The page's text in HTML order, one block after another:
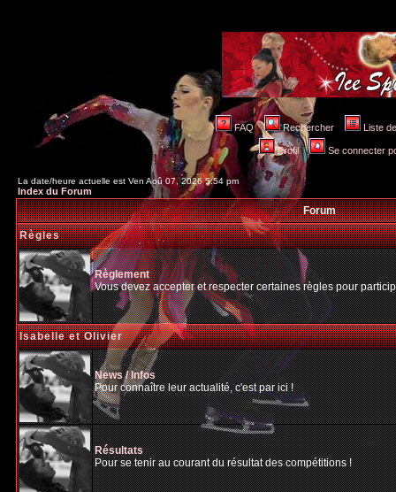
FAQ Rechercher Liste
Profil Se connecter
La date/heure actuelle est Ven Aoû 07, 2026 5:54 pm
Index du Forum
Forum
Règles
Règlement
Vous devez accepter et respecter certaines règles pour
Isabelle et Olivier
News / Infos
Pour connaître leur actualité, c'est par ici !
Résultats
Pour se tenir au courant du résultat des compétitions !